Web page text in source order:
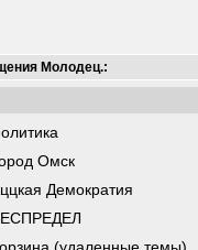
Молодец.:
Омск
Демократия